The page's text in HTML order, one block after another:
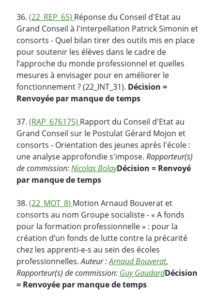
36. (22_REP_65) Réponse du Conseil d'Etat au
Grand Conseil à l'interpellation Patrick Simonin et
consorts - Quel bilan tirer des outils mis en place
pour soutenir les élèves dans le cadre de
l’approche du monde professionnel et quelles
mesures à envisager pour en améliorer le
fonctionnement ? (22_INT_31). Décision =
Renvoyée par manque de temps
37. (RAP_676175) Rapport du Conseil d'Etat au
Grand Conseil sur le Postulat Gérard Mojon et
consorts - Orientation des jeunes après l'école :
une analyse approfondie s'impose. Rapporteur(s)
de commission:Nicolas BolayDécision = Renvoyé
par manque de temps
38. (22_MOT_8) Motion Arnaud Bouverat et
consorts au nom Groupe socialiste - « A fonds
pour la formation professionnelle » : pour la
création d’un fonds de lutte contre la précarité
chez les apprenti-e-s au sein des écoles
professionnelles.Auteur :Arnaud Bouverat,
Rapporteur(s) de commission: Guy GaudardDécision
= Renvoyée par manque de temps